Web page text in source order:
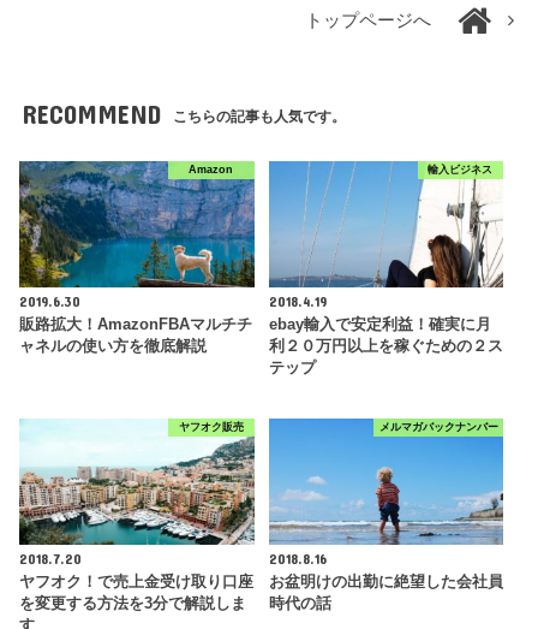
トップページへ
RECOMMEND こちらの記事も人気です。
Amazon
2019.6.30
販路拡大！AmazonFBAマルチチ
ャネルの使い方を徹底解説
輸入ビジネス
2018.4.19
ebay輸入で安定利益！確実に月
利２０万円以上を稼ぐための２ス
テップ
ヤフオク販売
2018.7.20
ヤフオク！で売上金受け取り口座
を変更する方法を3分で解説しま
す
メルマガバックナンバー
2018.8.16
お盆明けの出勤に絶望した会社員
時代の話